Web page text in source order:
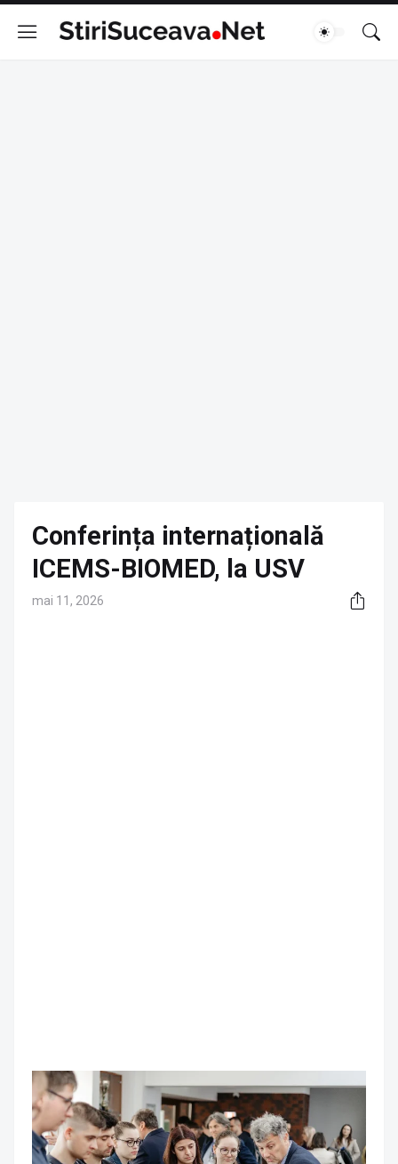
Conferința internațională
ICEMS-BIOMED, la USV
mai 11, 2026